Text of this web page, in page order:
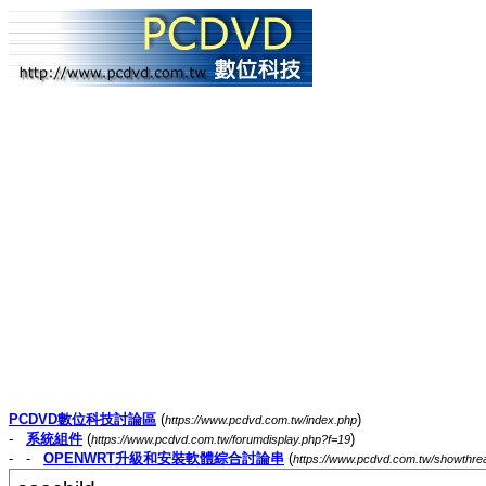
PCDVD數位科技討論區 (https://www.pcdvd.com.tw/index.php)
- 系統組件 (https://www.pcdvd.com.tw/forumdisplay.php?f=19)
- - OPENWRT升級和安裝軟體綜合討論串 (https://www.pcdvd.com.tw/